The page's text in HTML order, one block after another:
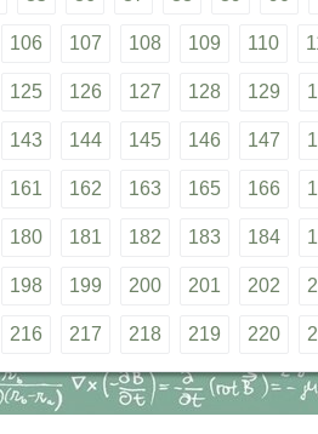
106 107 108 109 110
125 126 127 128 129
143 144 145 146 147
161 162 163 165 166
180 181 182 183 184
198 199 200 201 202
216 217 218 219 220